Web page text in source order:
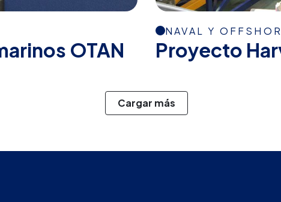
OTAN
NAVAL Y
Proyecto
Cargar más